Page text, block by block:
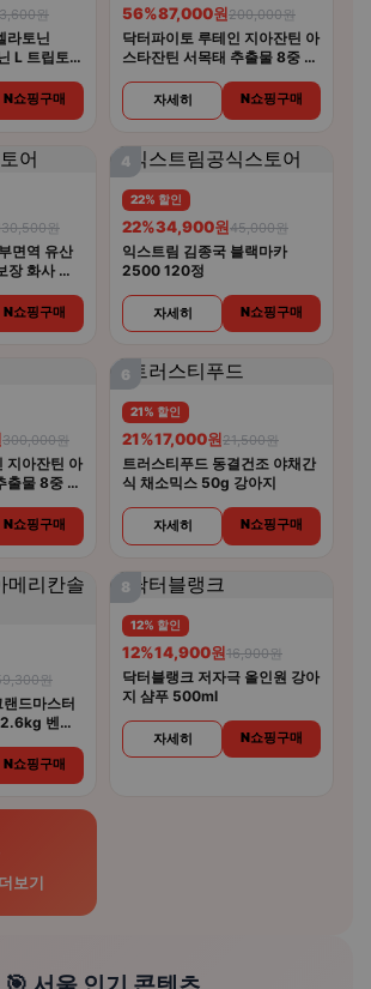
원
라토닌
L 트립토판
N쇼핑구매
56%87,000원200,000원
닥터파이토 루테인 지아잔틴 아
스타잔틴 서목태 추출물 8중 복
자세히 N쇼핑구매
원
면역 유산
장 화사 유
N쇼핑구매
4
22% 할인
22%34,900원45,000원
익스트림 김종국 블랙마카
2500 120정
자세히 N쇼핑구매
300,000원
지아잔틴 아
출물 8중 복
N쇼핑구매
6
21% 할인
21%17,000원21,500원
트러스티푸드 동결건조 야채간
식 채소믹스 50g 강아지
자세히 N쇼핑구매
원
드마스터
벤토
N쇼핑구매
8
12% 할인
12%14,900원16,900원
닥터블랭크 저자극 올인원 강아
지 샴푸 500ml
자세히 N쇼핑구매
보기